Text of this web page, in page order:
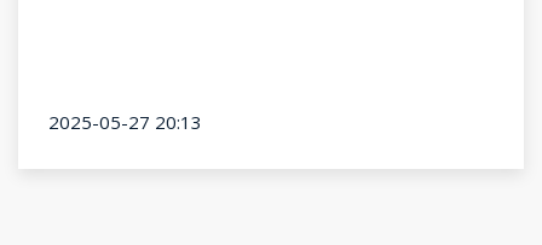
2025-05-27 20:13